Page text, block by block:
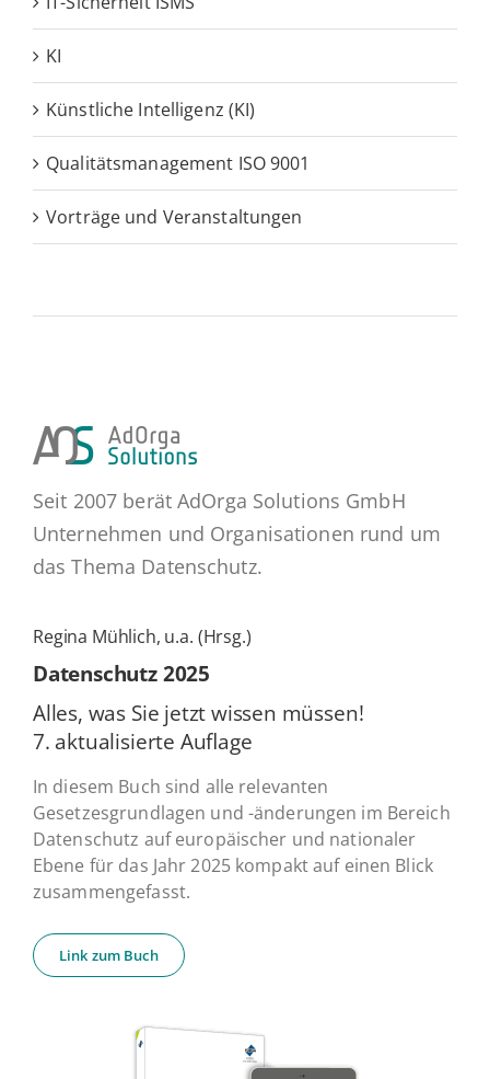
KI
Künstliche Intelligenz (KI)
Qualitätsmanagement ISO 9001
Vorträge und Veranstaltungen
Seit 2007 berät AdOrga Solutions GmbH
Unternehmen und Organisationen rund um
das Thema Datenschutz.
Regina Mühlich, u.a. (Hrsg.)
Daten­schutz 2025
Alles, was Sie jetzt wissen müssen!
7. ak­tua­li­sier­te Auflage
In diesem Buch sind alle relevanten
Gesetzesgrundlagen und -änderungen im Bereich
Datenschutz auf europäischer und nationaler
Ebene für das Jahr 2025 kompakt auf einen Blick
zusammengefasst.
Link zum Buch